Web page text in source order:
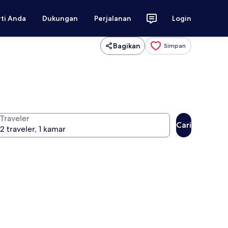
Anda Dukungan Perjalanan Login
Bagikan Simpan
Traveler
Cari